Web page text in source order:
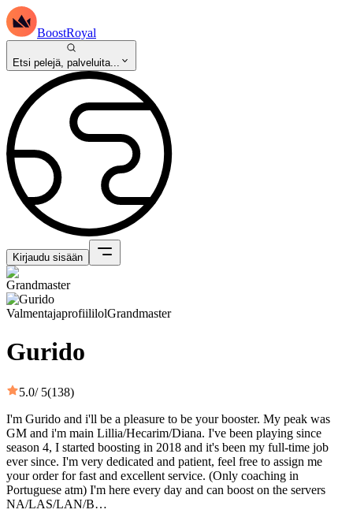
BoostRoyal
Etsi pelejä, palveluita...
Kirjaudu sisään
ValmentajaprofiililolGrandmaster
Gurido
5.0/ 5(138)
I'm Gurido and i'll be a pleasure to be your booster. My peak was
GM and i'm main Lillia/Hecarim/Diana. I've been playing since
season 4, I started boosting in 2018 and it's been my full-time job
ever since. I'm very dedicated and patient, feel free to assign me
your order for fast and excellent service. (Only coaching in
Portuguese atm) I'm here every day and can boost on the servers
NA/LAS/LAN/B…